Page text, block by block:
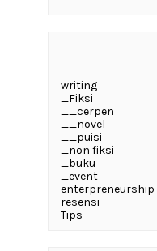
writing
_Fiksi
__cerpen
__novel
__puisi
_non fiksi
_buku
_event
enterpreneurship
resensi
Tips